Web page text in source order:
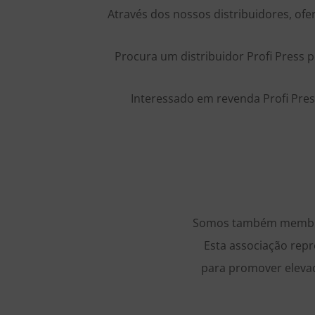
Através dos nossos distribuidores,
Procura um distribuidor Profi Press
Interessado em revenda Profi
Somos também
Esta associação
para promover